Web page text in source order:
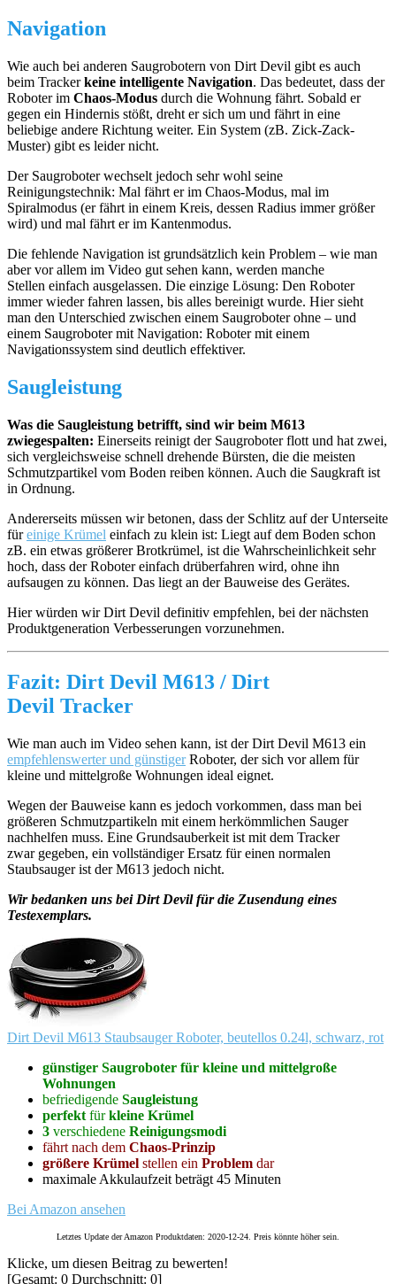
Navigation
Wie auch bei anderen Saugrobotern von Dirt Devil gibt es auch
beim Trackerkeine intelligente Navigation. Das bedeutet, dass der
Roboter im Chaos-Modus durch die Wohnung fährt. Sobald er
gegen ein Hindernis stößt, dreht er sich um und fährt in eine
beliebige andere Richtung weiter. Ein System (zB. Zick-Zack-
Muster) gibt es leider nicht.
Der Saugroboter wechselt jedoch sehr wohl seine
Reinigungstechnik: Mal fährt er im Chaos-Modus, mal im
Spiralmodus (er fährt in einem Kreis, dessen Radius immer größer
wird) und mal fährt er im Kantenmodus.
Die fehlende Navigation ist grundsätzlich kein Problem – wie man
aber vor allem im Video gut sehen kann, werden manche
Stellen einfach ausgelassen. Die einzige Lösung: Den Roboter
immer wieder fahren lassen, bis alles bereinigt wurde. Hier sieht
man den Unterschied zwischen einem Saugroboter ohne – und
einem Saugroboter mit Navigation: Roboter mit einem
Navigationssystem sind deutlich effektiver.
Saugleistung
Was die Saugleistung betrifft, sind wir beim M613
zwiegespalten: Einerseits reinigt der Saugroboter flott und hat zwei,
sich vergleichsweise schnell drehende Bürsten, die die meisten
Schmutzpartikel vom Boden reiben können. Auch die Saugkraft ist
in Ordnung.
Andererseits müssen wir betonen, dass der Schlitz auf der Unterseite
füreinige Krümel einfach zu klein ist: Liegt auf dem Boden schon
zB. ein etwas größerer Brotkrümel, ist die Wahrscheinlichkeit sehr
hoch, dass der Roboter einfach drüberfahren wird, ohne ihn
aufsaugen zu können. Das liegt an der Bauweise des Gerätes.
Hier würden wir Dirt Devil definitiv empfehlen, bei der nächsten
Produktgeneration Verbesserungen vorzunehmen.
Fazit: Dirt Devil M613 / Dirt
Devil Tracker
Wie man auch im Video sehen kann, ist der Dirt Devil M613 ein
empfehlenswerter und günstigerRoboter, der sich vor allem für
kleine und mittelgroße Wohnungen ideal eignet.
Wegen der Bauweise kann es jedoch vorkommen, dass man bei
größeren Schmutzpartikeln mit einem herkömmlichen Sauger
nachhelfen muss. Eine Grundsauberkeit ist mit dem Tracker
zwar gegeben, ein vollständiger Ersatz für einen normalen
Staubsauger ist der M613 jedoch nicht.
Wir bedanken uns bei Dirt Devil für die Zusendung eines
Testexemplars.
Dirt Devil M613 Staubsauger Roboter, beutellos 0.24l, schwarz, rot
günstiger Saugroboter für kleine und mittelgroße
Wohnungen
befriedigende Saugleistung
perfekt fürkleine Krümel
3 verschiedene Reinigungsmodi
fährt nach dem Chaos-Prinzip
größere Krümel stellen ein Problem dar
maximale Akkulaufzeit beträgt 45 Minuten
Bei Amazon ansehen
Letztes Update der Amazon Produktdaten: 2020-12-24. Preis könnte höher sein.
Klicke, um diesen Beitrag zu bewerten!
[Gesamt: 0 Durchschnitt: 0]